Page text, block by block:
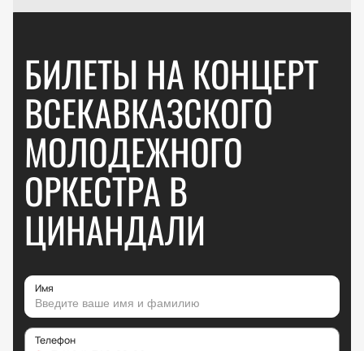
БИЛЕТЫ НА КОНЦЕРТ
ВСЕКАВКАЗСКОГО
МОЛОДЕЖНОГО
ОРКЕСТРА В
ЦИНАНДАЛИ
Имя
Телефон